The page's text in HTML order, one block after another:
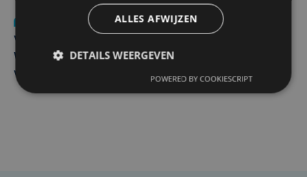
wo 5 augustus | 11:57
Vier Oostendse gynaecologen versterken dienst in AZ
West, dat ook een nieuwe voltijdse gynaecoloog
verwelkomt
ALLES AFWIJZEN
DETAILS WEERGEVEN
POWERED BY COOKIESCRIPT